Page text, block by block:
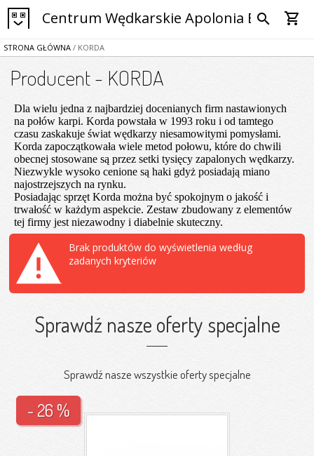
Centrum Wędkarskie Apolonia Bytom
search shopping_cart
STRONA GŁÓWNA / KORDA
Producent - KORDA
Dla wielu jedna z najbardziej docenianych firm nastawionych
na połów karpi. Korda powstała w 1993 roku i od tamtego
czasu zaskakuje świat wędkarzy niesamowitymi pomysłami.
Korda zapoczątkowała wiele metod połowu, które do chwili
obecnej stosowane są przez setki tysięcy zapalonych wędkarzy.
Niezwykle wysoko cenione są haki gdyż posiadają miano
najostrzejszych na rynku.
Posiadając sprzęt Korda można być spokojnym o jakość i
trwałość w każdym aspekcie. Zestaw zbudowany z elementów
tej firmy jest niezawodny i diabelnie skuteczny.
Brak produktów do wyświetlenia według
zadanych kryteriów
Sprawdź nasze oferty specjalne
Sprawdź nasze wszystkie oferty specjalne
- 26 %